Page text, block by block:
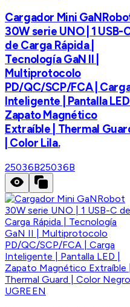
Cargador Mini
30W serie UNO | 1 USB-
de Carga Rápida |
Tecnología GaN II |
Multiprotocolo
PD/QC/SCP/FCA |
Inteligente | Pantalla LED |
Zapato Magnético
Extraíble | Thermal
| Color Lila.
25036B25036B
UGREEN